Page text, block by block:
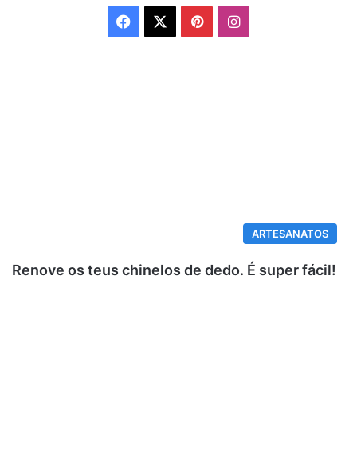
Facebook PinterestInstagram
ARTESANATOS
Renove os teus chinelos de dedo. É super fácil!